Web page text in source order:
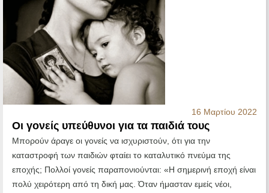
16 Μαρτίου 2022
Οι γονείς υπεύθυνοι για τα παιδιά τους
Μπορούν άραγε οι γονείς να ισχυριστούν, ότι για την
καταστροφή των παιδιών φταίει το καταλυτικό πνεύμα της
εποχής; Πολλοί γονείς παραπονιούνται: «Η σημερινή εποχή είναι
πολύ χειρότερη από τη δική μας. Όταν ήμασταν εμείς νέοι,